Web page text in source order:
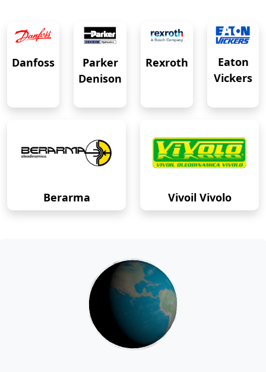
Danfoss
Parker
Denison
Rexroth
Eaton
Vickers
Berarma Vivoil Vivolo